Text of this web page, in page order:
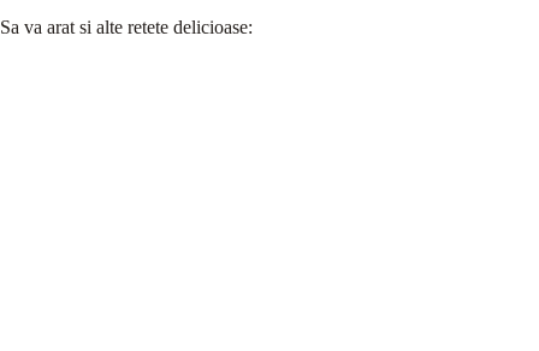
Sa va arat si alte retete delicioase: